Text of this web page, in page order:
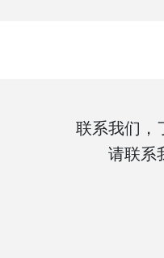
联系我们，
请联系